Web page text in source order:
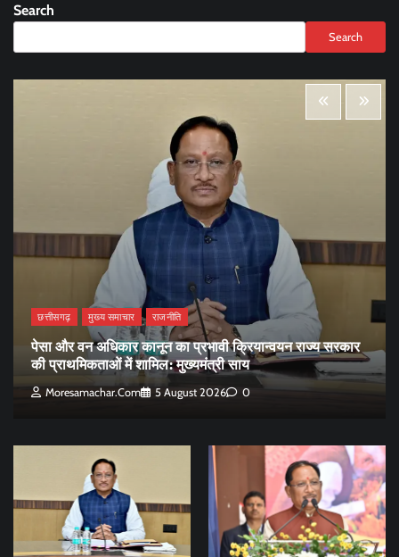
Search
Search
छत्तीसगढ़ मुख्य समाचार राजनीति
पेसा और वन अधिकार कानून का प्रभावी क्रियान्वयन राज्य सरकार
की प्राथमिकताओं में शामिल: मुख्यमंत्री साय
Moresamachar.com 5 August 2026 0